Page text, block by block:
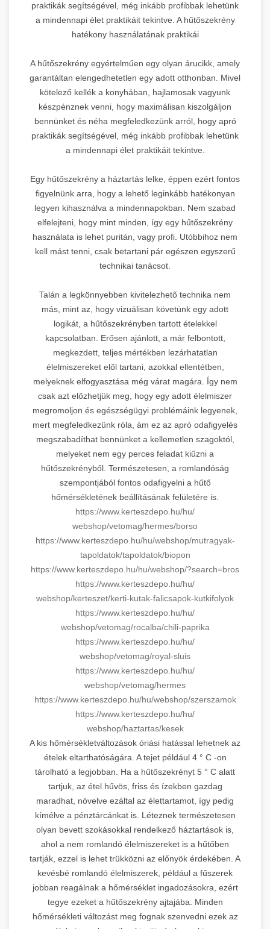
praktikák segítségével, még inkább profibbak lehetünk
a mindennapi élet praktikáit tekintve. A hűtőszekrény
hatékony használatának praktikái
A hűtőszekrény egyértelműen egy olyan árucikk, amely
garantáltan elengedhetetlen egy adott otthonban. Mivel
kötelező kellék a konyhában, hajlamosak vagyunk
készpénznek venni, hogy maximálisan kiszolgáljon
bennünket és néha megfeledkezünk arról, hogy apró
praktikák segítségével, még inkább profibbak lehetünk
a mindennapi élet praktikáit tekintve.
Egy hűtőszekrény a háztartás lelke, éppen ezért fontos
figyelnünk arra, hogy a lehető leginkább hatékonyan
legyen kihasználva a mindennapokban. Nem szabad
elfelejteni, hogy mint minden, így egy hűtőszekrény
használata is lehet puritán, vagy profi. Utóbbihoz nem
kell mást tenni, csak betartani pár egészen egyszerű
technikai tanácsot.
Talán a legkönnyebben kivitelezhető technika nem
más, mint az, hogy vizuálisan követünk egy adott
logikát, a hűtőszekrényben tartott ételekkel
kapcsolatban. Erősen ajánlott, a már felbontott,
megkezdett, teljes mértékben lezárhatatlan
élelmiszereket elől tartani, azokkal ellentétben,
melyeknek elfogyasztása még várat magára. Így nem
csak azt előzhetjük meg, hogy egy adott élelmiszer
megromoljon és egészségügyi problémáink legyenek,
mert megfeledkezünk róla, ám ez az apró odafigyelés
megszabadíthat bennünket a kellemetlen szagoktól,
melyeket nem egy perces feladat kiűzni a
hűtőszekrényből. Természetesen, a romlandóság
szempontjából fontos odafigyelni a hűtő
hőmérsékletének beállításának felületére is.
https://www.kerteszdepo.hu/hu/
webshop/vetomag/hermes/borso
https://www.kerteszdepo.hu/hu/webshop/mutragyak-
tapoldatok/tapoldatok/biopon
https://www.kerteszdepo.hu/hu/webshop/?search=bros
https://www.kerteszdepo.hu/hu/
webshop/kerteszet/kerti-kutak-falicsapok-kutkifolyok
https://www.kerteszdepo.hu/hu/
webshop/vetomag/rocalba/chili-paprika
https://www.kerteszdepo.hu/hu/
webshop/vetomag/royal-sluis
https://www.kerteszdepo.hu/hu/
webshop/vetomag/hermes
https://www.kerteszdepo.hu/hu/webshop/szerszamok
https://www.kerteszdepo.hu/hu/
webshop/haztartas/kesek
A kis hőmérsékletváltozások óriási hatással lehetnek az
ételek eltarthatóságára. A tejet például 4 ° C -on
tárolható a legjobban. Ha a hűtőszekrényt 5 ° C alatt
tartjuk, az étel hűvös, friss és ízekben gazdag
maradhat, növelve ezáltal az élettartamot, így pedig
kímélve a pénztárcánkat is. Léteznek természetesen
olyan bevett szokásokkal rendelkező háztartások is,
ahol a nem romlandó élelmiszereket is a hűtőben
tartják, ezzel is lehet trükközni az előnyök érdekében. A
kevésbé romlandó élelmiszerek, például a fűszerek
jobban reagálnak a hőmérséklet ingadozásokra, ezért
tegye ezeket a hűtőszekrény ajtajába. Minden
hőmérsékleti változást meg fognak szenvedni ezek az